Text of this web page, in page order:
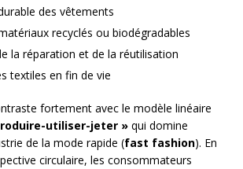
des vêtements
recyclés ou biodégradables
la réparation et de la réutilisation
textiles en fin de vie
fortement avec le modèle linéaire
utiliser-jeter » qui domine
de la mode rapide (fast fashion). En
circulaire, les consommateurs